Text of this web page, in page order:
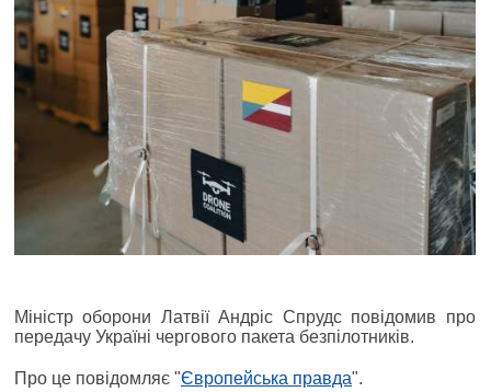
Міністр оборони Латвії Андріс Спрудс повідомив про
передачу Україні чергового пакета безпілотників.
Про це повідомляє "Європейська правда".